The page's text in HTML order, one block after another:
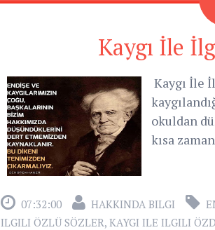
Kaygı İle
Kaygı İle
okuldan
kısa
07:32:00 HAKKINDA BILGI
ILGILI ÖZLÜ SÖZLER, KAYGI ILE ILGILI